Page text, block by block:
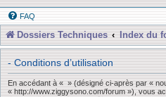
FAQ
Dossiers Techniques Index du
- Conditions d’utilisation
En accédant à « » (désigné ci-après par «
« http://www.ziggysono.com/forum »), vous